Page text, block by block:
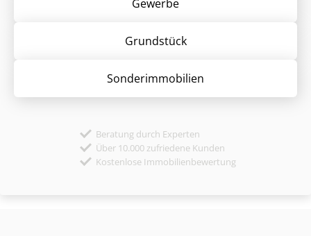
Gewerbe
Grund­stück
Sonder­immobilien
Beratung durch Experten
Über 10.000 zufriedene Kunden
Kostenlose Immobilienbewertung